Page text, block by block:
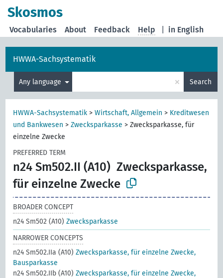
Skosmos
in English
Vocabularies About Feedback Help
HWWA-Sachsystematik
Any language × Search
HWWA-Sachsystematik >Wirtschaft, Allgemein > Kreditwesen
und Bankwesen >Zwecksparkasse >Zwecksparkasse, für
einzelne Zwecke
PREFERRED TERM
n24 Sm502.II (A10) Zwecksparkasse,
für einzelne Zwecke
BROADER CONCEPT
n24 Sm502 (A10)Zwecksparkasse
NARROWER CONCEPTS
n24 Sm502.IIa (A10)Zwecksparkasse, für einzelne Zwecke,
Bausparkasse
n24 Sm502.IIb (A10)Zwecksparkasse, für einzelne Zwecke,